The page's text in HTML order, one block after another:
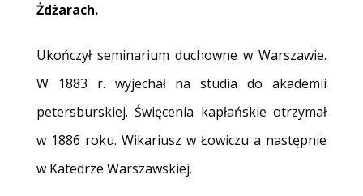
Żdżarach.
Ukończył seminarium duchowne w Warszawie.
W 1883 r. wyjechał na studia do akademii
petersburskiej. Święcenia kapłańskie otrzymał
w 1886 roku. Wikariusz w Łowiczu a następnie
w Katedrze Warszawskiej.